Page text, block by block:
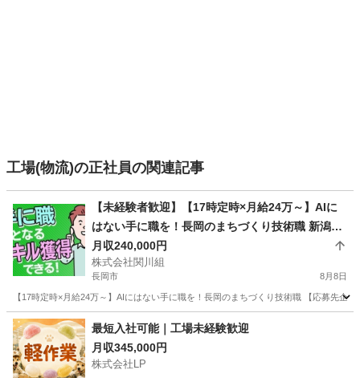
工場(物流)の正社員の関連記事
【未経験者歓迎】【17時定時×月給24万～】AIに
はない手に職を！長岡のまちづくり技術職 新潟県
長岡市(長岡)作業員
月収240,000円
株式会社関川組
長岡市 8月8日
【17時定時×月給24万～】AIにはない手に職を！長岡のまちづくり技術職 【応募先
新潟 長岡市 工場
最短入社可能｜工場未経験歓迎
月収345,000円
株式会社LP